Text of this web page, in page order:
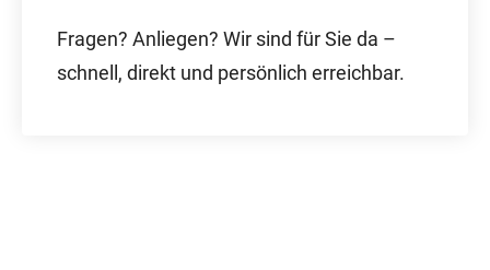
Fragen? Anliegen? Wir sind für Sie da –
schnell, direkt und persönlich erreichbar.